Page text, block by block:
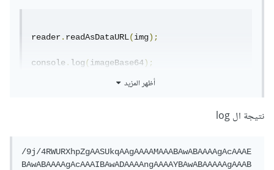
reader.readAsDataURL(img);
console.log(imageBase64);
جسم الطلب الوراد وتمريره بشكل صحيح إليه كمعامل أول، يرجى
أظهر المزيد
نتيجة ال log
/9j/4RWURXhpZgAASUkqAAgAAAAMAAABAwABAAAAgAcAAAE
BAwABAAAAgAcAAAIBAwADAAAAngAAAAYBAwABAAAAAgAAAB